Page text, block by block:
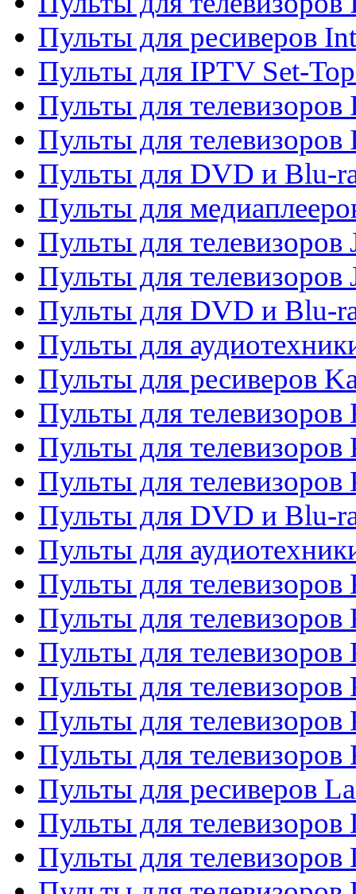
Пульты для ресиверов
Пульты для IPTV Set-
Пульты для телевизоров
Пульты для телевизоров
Пульты для DVD и Blu-
Пульты для
Пульты для телевизоров
Пульты для телевизоров
Пульты для DVD и Blu-
Пульты для
Пульты для ресиверов
Пульты для телевизоров
Пульты для телевизоров
Пульты для телевизоров
Пульты для DVD и Blu-
Пульты для
Пульты для
Пульты для телевизоров
Пульты для телевизоров
Пульты для телевизоров
Пульты для
Пульты для
Пульты для ресиверов
Пульты для телевизоров
Пульты для телевизоров